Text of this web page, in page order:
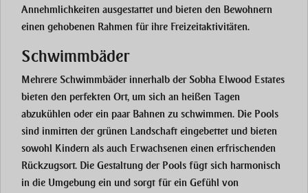
Annehmlichkeiten ausgestattet und bieten den Bewohnern
einen gehobenen Rahmen für ihre Freizeitaktivitäten.
Schwimmbäder
Mehrere Schwimmbäderinnerhalb der Sobha Elwood Estates
bieten den perfekten Ort, um sich an heißen Tagen
abzukühlen oder ein paar Bahnen zu schwimmen. Die Pools
sind inmitten der grünen Landschaft eingebettet und bieten
sowohl Kindern als auch Erwachsenen einen erfrischenden
Rückzugsort. Die Gestaltung der Pools fügt sich harmonisch
in die Umgebung ein und sorgt für ein Gefühl von